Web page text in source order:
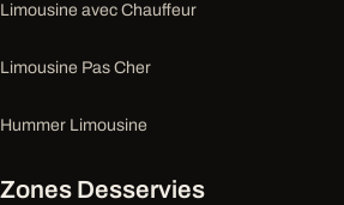
Limousine avec Chauffeur
Limousine Pas Cher
Hummer Limousine
Zones Desservies